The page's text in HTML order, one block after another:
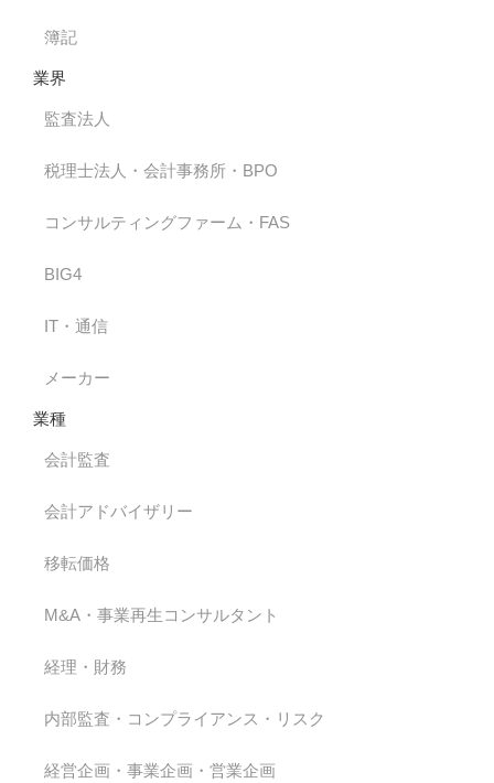
簿記
業界
監査法人
税理士法人・会計事務所・BPO
コンサルティングファーム・FAS
BIG4
IT・通信
メーカー
業種
会計監査
会計アドバイザリー
移転価格
M&A・事業再生コンサルタント
経理・財務
内部監査・コンプライアンス・リスク
経営企画・事業企画・営業企画